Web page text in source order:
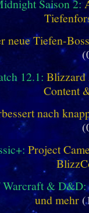
Saison 2:
neue Tiefen-
12.1: Blizzard
Content
nach
Project
& D&D:
und mehr